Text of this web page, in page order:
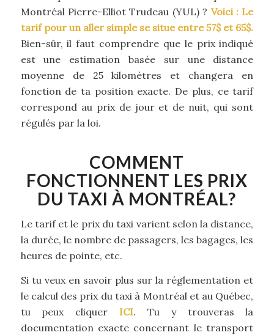
Montréal Pierre-Elliot Trudeau (YUL) ? Voici : Le
tarif pour un aller simple se situe entre 57$ et 65$.
Bien-sûr, il faut comprendre que le prix indiqué
est une estimation basée sur une distance
moyenne de 25 kilomètres et changera en
fonction de ta position exacte. De plus, ce tarif
correspond au prix de jour et de nuit, qui sont
régulés par la loi.
COMMENT
FONCTIONNENT LES PRIX
DU TAXI À MONTRÉAL?
Le tarif et le prix du taxi varient selon la distance,
la durée, le nombre de passagers, les bagages, les
heures de pointe, etc.
Si tu veux en savoir plus sur la réglementation et
le calcul des prix du taxi à Montréal et au Québec,
tu peux cliquer ICI. Tu y trouveras la
documentation exacte concernant le transport